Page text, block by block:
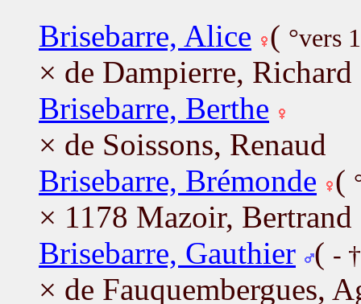
Brisebarre, Alice ( °vers
× de Dampierre, Richard
Brisebarre, Berthe
× de Soissons, Renaud
Brisebarre, Brémonde (
× 1178 Mazoir, Bertrand
Brisebarre, Gauthier ( -
× de Fauquembergues,